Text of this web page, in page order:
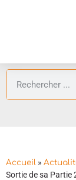
Accueil »
Sortie de sa Partie